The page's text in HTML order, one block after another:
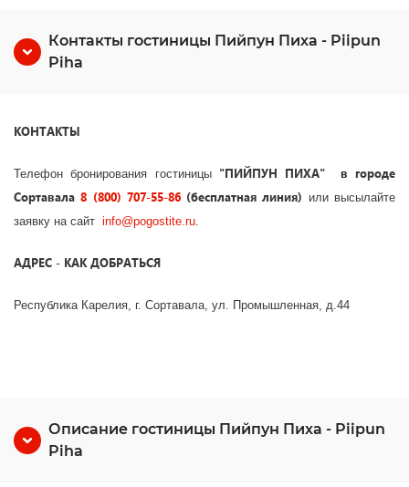
Контакты гостиницы Пийпун Пиха - Piipun
Piha
КОНТАКТЫ
Телефон бронирования гостиницы "ПИЙПУН ПИХА" в городе
Сортавала8 (800) 707-55-86(бесплатная линия) или высылайте
заявку на сайт info@pogostite.ru.
АДРЕС - КАК ДОБРАТЬСЯ
Республика Карелия, г. Сортавала, ул. Промышленная, д.44
Описание гостиницы Пийпун Пиха - Piipun
Piha